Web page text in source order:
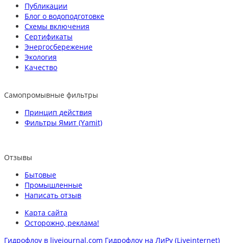
Публикации
Блог о водоподготовке
Схемы включения
Сертификаты
Энергосбережение
Экология
Качество
Самопромывные фильтры
Принцип действия
Фильтры Ямит (Yamit)
Отзывы
Бытовые
Промышленные
Написать отзыв
Карта сайта
Осторожно, реклама!
Гидрофлоу в livejournal.com Гидрофлоу на ЛиРу (Liveinternet)